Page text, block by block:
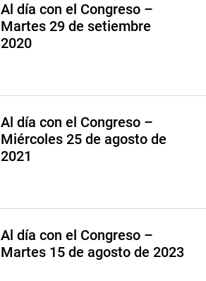
Al día con el Congreso –
Martes 29 de setiembre
2020
Al día con el Congreso –
Miércoles 25 de agosto de
2021
Al día con el Congreso –
Martes 15 de agosto de 2023